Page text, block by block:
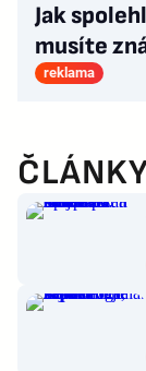
Jak
musíte
reklama